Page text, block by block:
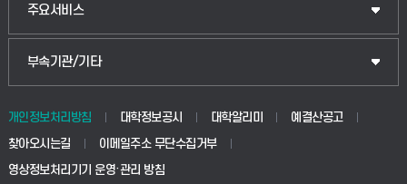
주요서비스
부속기관/기타
개인정보처리방침 대학정보공시 대학알리미
예결산공고
찾아오시는길
이메일주소 무단수집거부
영상정보처리기기 운영·관리 방침